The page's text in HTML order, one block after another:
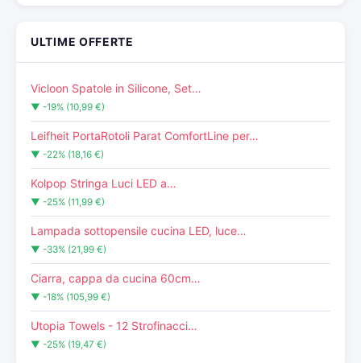
ULTIME OFFERTE
Vicloon Spatole in Silicone, Set…
▼ -19% (10,99 €)
Leifheit PortaRotoli Parat ComfortLine per…
▼ -22% (18,16 €)
Kolpop Stringa Luci LED a…
▼ -25% (11,99 €)
Lampada sottopensile cucina LED, luce…
▼ -33% (21,99 €)
Ciarra, cappa da cucina 60cm…
▼ -18% (105,99 €)
Utopia Towels - 12 Strofinacci…
▼ -25% (19,47 €)